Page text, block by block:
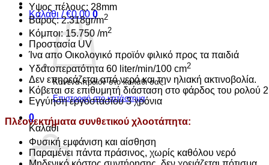
Καλάθι /€0.00 0
Κανένα προϊόν στο καλάθι σας.
Επιστροφή στο κατάστημα
0
Καλάθι
Υψος πέλους: 28mm
Βάρος: 2.318gr/m2
Kόμποι: 15.750 /m2
Προστασία UV
Ίνα απο Οικολογικό προϊόν φιλικό προς τα παιδιά
Υδατοπερατότητα 60 liter/min/100 cm2
Δεν επηρεάζεται από νερό και την ηλιακή ακτινοβολία.
Κόβεται σε επιθυμητή διάσταση στο φάρδος του ρολού
Εγγύηση εργοστασίου 3 χρόνια
Πλεονεκτήματα συνθετικού χλοοτάπητα:
Φυσική εμφάνιση και αίσθηση
Παραμένει πάντα πράσινος, χωρίς καθόλου νερό